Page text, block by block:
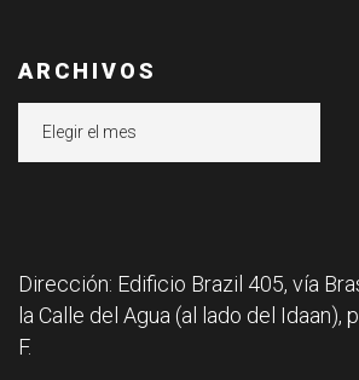
ARCHIVOS
Dirección: Edificio Brazil 405, vía
la Calle del Agua (al lado del Idaan),
F.